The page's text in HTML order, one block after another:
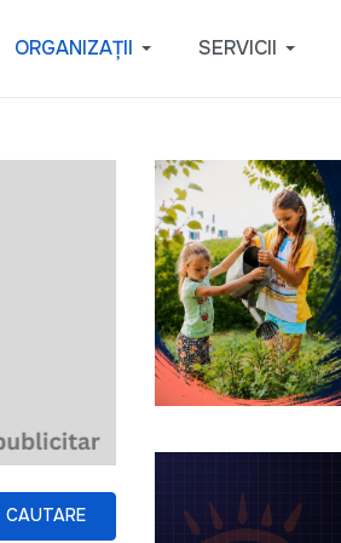
ORGANIZAȚII SERVICII
CAUTARE